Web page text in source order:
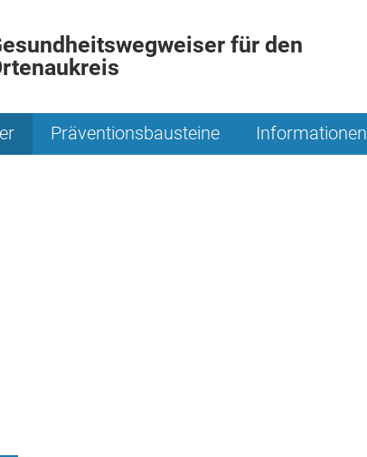
für den
Präventionsbausteine Informationen